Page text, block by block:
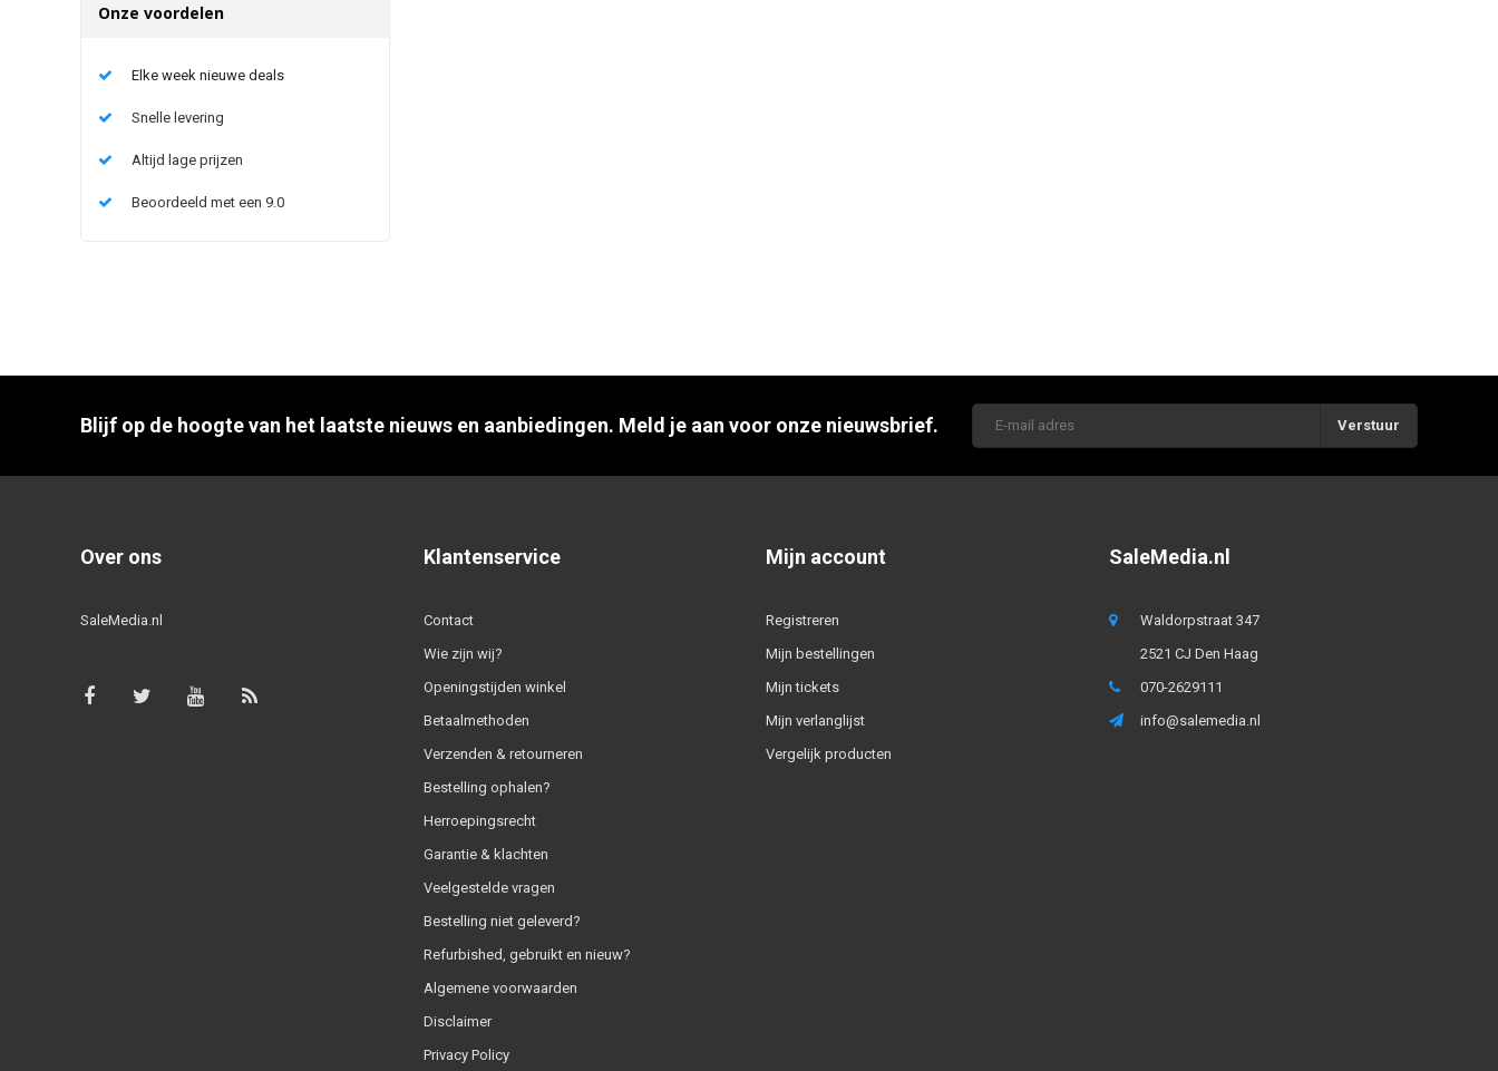
Onze voordelen
Elke week nieuwe deals
Snelle levering
Altijd lage prijzen
Beoordeeld met een 9.0
Blijf op de hoogte van het laatste nieuws en aanbiedingen. Meld je aan voor onze nieuwsbrief. Verstuur
Over ons
SaleMedia.nl
Klantenservice
Contact
Wie zijn wij?
Openingstijden winkel
Betaalmethoden
Verzenden & retourneren
Bestelling ophalen?
Herroepingsrecht
Garantie & klachten
Veelgestelde vragen
Bestelling niet geleverd?
Refurbished, gebruikt en nieuw?
Algemene voorwaarden
Disclaimer
Privacy Policy
Mijn account
Registreren
Mijn bestellingen
Mijn tickets
Mijn verlanglijst
Vergelijk producten
SaleMedia.nl
Waldorpstraat 347
2521 CJ Den Haag
070-2629111
info@salemedia.nl